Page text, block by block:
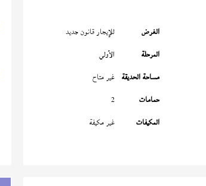
الغرض
للإيجار قانون جديد
المرحلة
الأولي
مساحة الحديقة غير متاح
حمامات
2
المكيفات
غير مكيفة